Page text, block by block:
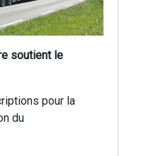
soutient le
pour la
du